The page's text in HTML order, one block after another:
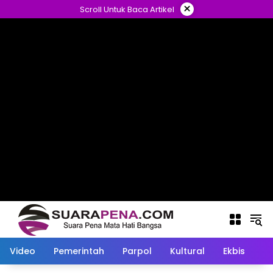
ke
Scroll Untuk Baca Artikel ×
Video Pemerintah Parpol Kultural Ekbis